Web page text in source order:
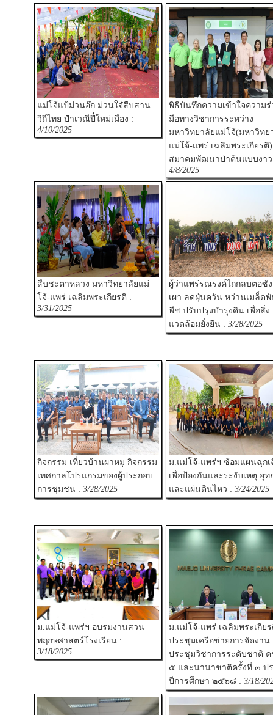
แม่โจ้แป้ม่วนอ๊ก ม่วนใจ๋สืบสาน
วิถีไทย ป๋าเวณีปี๋ใหม่เมือง :
4/10/2025
พิธีบันทึกความเข้าใจความร่
มือทางวิชาการระหว่าง
มหาวิทยาลัยแม่โจ้(มหาวิทย
แม่โจ้-แพร่ เฉลิมพระเกียรติ
สมาคมพัฒนาป่าต้นแบบงาว
4/8/2025
สืบชะตาหลวง มหาวิทยาลัยแม่
โจ้-แพร่ เฉลิมพระเกียรติ :
3/31/2025
ผู้ว่าแพร่รณรงค์ไถกลบตอซั
เผา ลดฝุ่นควัน หว่านเมล็ด
พืช ปรับปรุงบำรุงดิน เพื่อสิ่ง
แวดล้อมยั่งยืน : 3/28/2025
กิจกรรม เที่ยวบ้านผาหมู กิจกรรม
เทศกาลโปรแกรมของผู้ประกอบ
การชุมชน : 3/28/2025
ม.แม่โจ้-แพร่ฯ ซ้อมแผนฉุก
เพื่อป้องกันและระงับเหตุ อุท
และแผ่นดินไหว : 3/24/2025
ม.แม่โจ้-แพร่ฯ อบรมงานสวน
พฤกษศาสตร์โรงเรียน :
3/18/2025
ม.แม่โจ้-แพร่ เฉลิมพระเกีย
ประชุมเครือข่ายการจัดงาน
ประชุมวิชาการระดับชาติ ค
๕ และนานาชาติครั้งที่ ๓ ป
ปีการศึกษา ๒๕๖๘ : 3/18/